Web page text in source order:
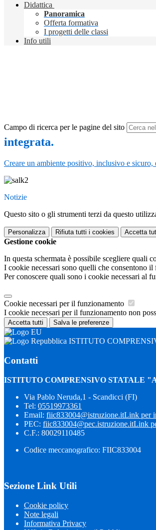
Didattica
Panoramica
Offerta formativa
I progetti delle classi
Info utili
Campo di ricerca per le pagine del sito
integrata.
Creare un ambiente positivo, inclusivo e
Notizie
Questo sito o gli strumenti terzi da questo
Personalizza Rifiuta tutti i cookies Accetta
Gestione cookie
In questa schermata è possibile scegliere quali
I cookie necessari sono quelli che consentono
Per conoscere quali sono i cookie necessari al
Cookie necessari per il funzionamento
I cookie necessari per il funzionamento non
Accetta tutti Salva le preferenze
ISTITUTO
Contatti
ISTITUTO COMPRENSIVO STATALE
Via Pablo Neruda,1 - Scandicci (FI)
Tel: 05519973361
Email: fiic833004@istruzione.itLink per
PEC: fiic833004@pec.istruzione.itLink
C.F.: 80029110485
Codice meccanografico: FIIC833004
Sezione Link Utili
Cookie policy
Note legali
Informativa Privacy